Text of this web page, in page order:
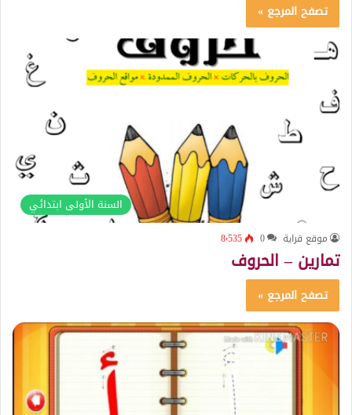
تصفح المرجع »
السنة الأولى ابتدائي
موقع قراية 0 8٬535
تمارين – الحروف
تصفح المرجع »